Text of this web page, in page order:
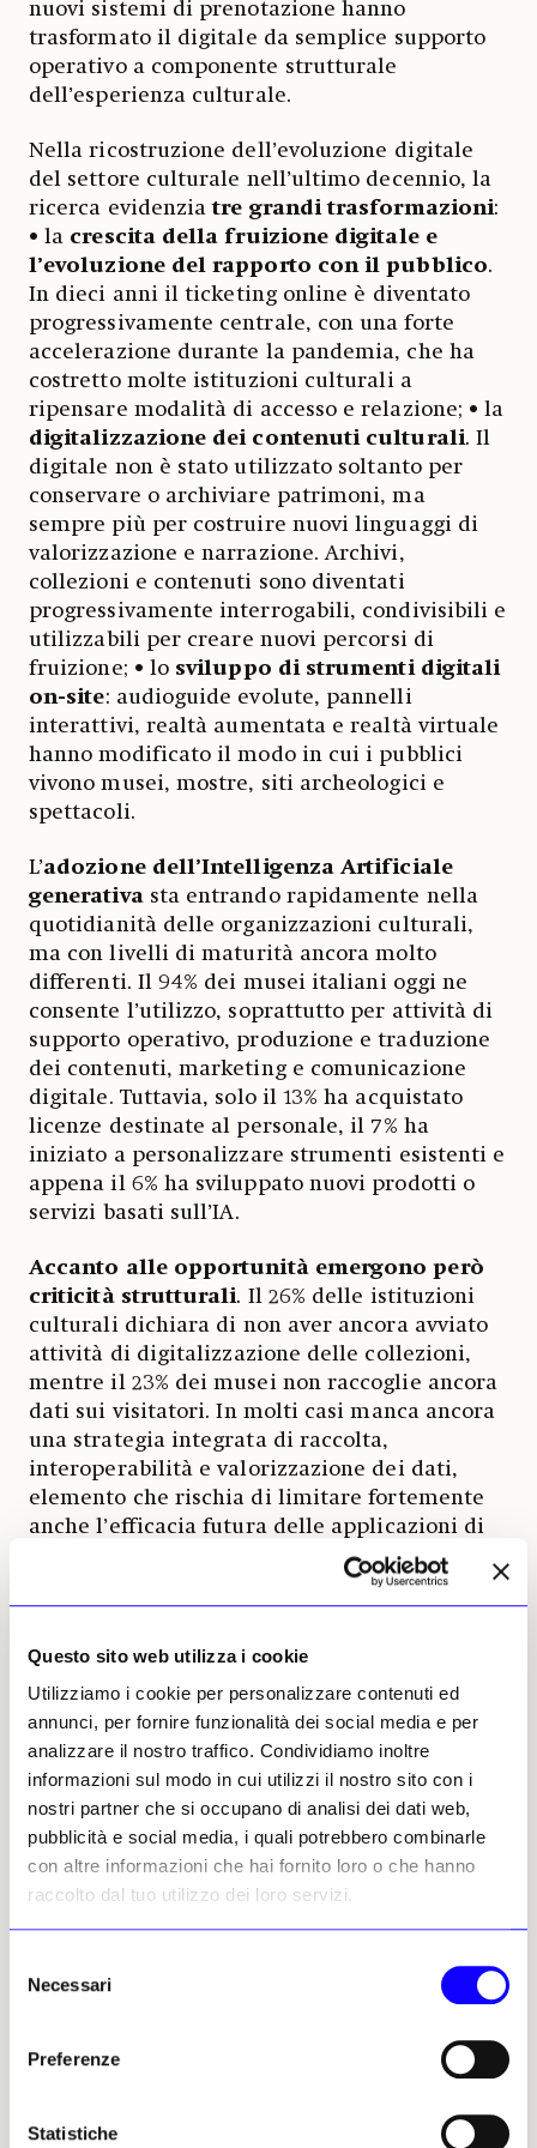
Questo sito web utilizza i cookie
Utilizziamo i cookie per personalizzare contenuti ed
annunci, per fornire funzionalità dei social media e per
analizzare il nostro traffico. Condividiamo inoltre
informazioni sul modo in cui utilizzi il nostro sito con i
nostri partner che si occupano di analisi dei dati web,
pubblicità e social media, i quali potrebbero combinarle
con altre informazioni che hai fornito loro o che hanno
raccolto dal tuo utilizzo dei loro servizi.
delNecessari
Preferenze
Statistiche
nuovi sistemi di prenotazione hanno
trasformato il digitale da semplice supporto
operativo a componente strutturale
dell’esperienza culturale.
Nella ricostruzione dell’evoluzione digitale
del settore culturale nell’ultimo decennio, la
ricerca evidenziatre grandi trasformazioni:
• la crescita della fruizione digitale e
l’evoluzione del rapporto con il pubblico.
In dieci anni il ticketing online è diventato
progressivamente centrale, con una forte
accelerazione durante la pandemia, che ha
costretto molte istituzioni culturali a
ripensare modalità di accesso e relazione; • la
digitalizzazione dei contenuti culturali. Il
digitale non è stato utilizzato soltanto per
conservare o archiviare patrimoni, ma
sempre più per costruire nuovi linguaggi di
valorizzazione e narrazione. Archivi,
collezioni e contenuti sono diventati
progressivamente interrogabili, condivisibili e
utilizzabili per creare nuovi percorsi di
fruizione; • lo sviluppo di strumenti digitali
on-site: audioguide evolute, pannelli
interattivi, realtà aumentata e realtà virtuale
hanno modificato il modo in cui i pubblici
vivono musei, mostre, siti archeologici e
spettacoli.
L’adozione dell’Intelligenza Artificiale
generativa sta entrando rapidamente nella
quotidianità delle organizzazioni culturali,
ma con livelli di maturità ancora molto
differenti. Il 94% dei musei italiani oggi ne
consente l’utilizzo, soprattutto per attività di
supporto operativo, produzione e traduzione
dei contenuti, marketing e comunicazione
digitale. Tuttavia, solo il 13% ha acquistato
licenze destinate al personale, il 7% ha
iniziato a personalizzare strumenti esistenti e
appena il 6% ha sviluppato nuovi prodotti o
servizi basati sull’IA.
Accanto alle opportunità emergono però
criticità strutturali. Il 26% delle istituzioni
culturali dichiara di non aver ancora avviato
attività di digitalizzazione delle collezioni,
mentre il 23% dei musei non raccoglie ancora
dati sui visitatori. In molti casi manca ancora
una strategia integrata di raccolta,
interoperabilità e valorizzazione dei dati,
elemento che rischia di limitare fortemente
anche l’efficacia futura delle applicazioni di
La ricerca evidenzia comel’IA possa
patrimonio sia il lavoro quotidiano degli
operatori culturali. Tra le applicazioni più
promettenti emergono la traduzione
automatica multilingua dei contenuti,
l’accessibilità per persone con disabilità
sensoriali, l’automazione della metadatazione
delle opere, l’analisi avanzata dei dati di
fruizione e il supporto alla costruzione di
percorsi personalizzati e strumenti di
interpretazione del patrimonio.
La metadatazione automatica rappresenta
. Se fino a
oggi molte informazioni su dipinti, documenti
o archivi venivano inserite manualmente
dimensioni) l’IA permette oggi di identificare